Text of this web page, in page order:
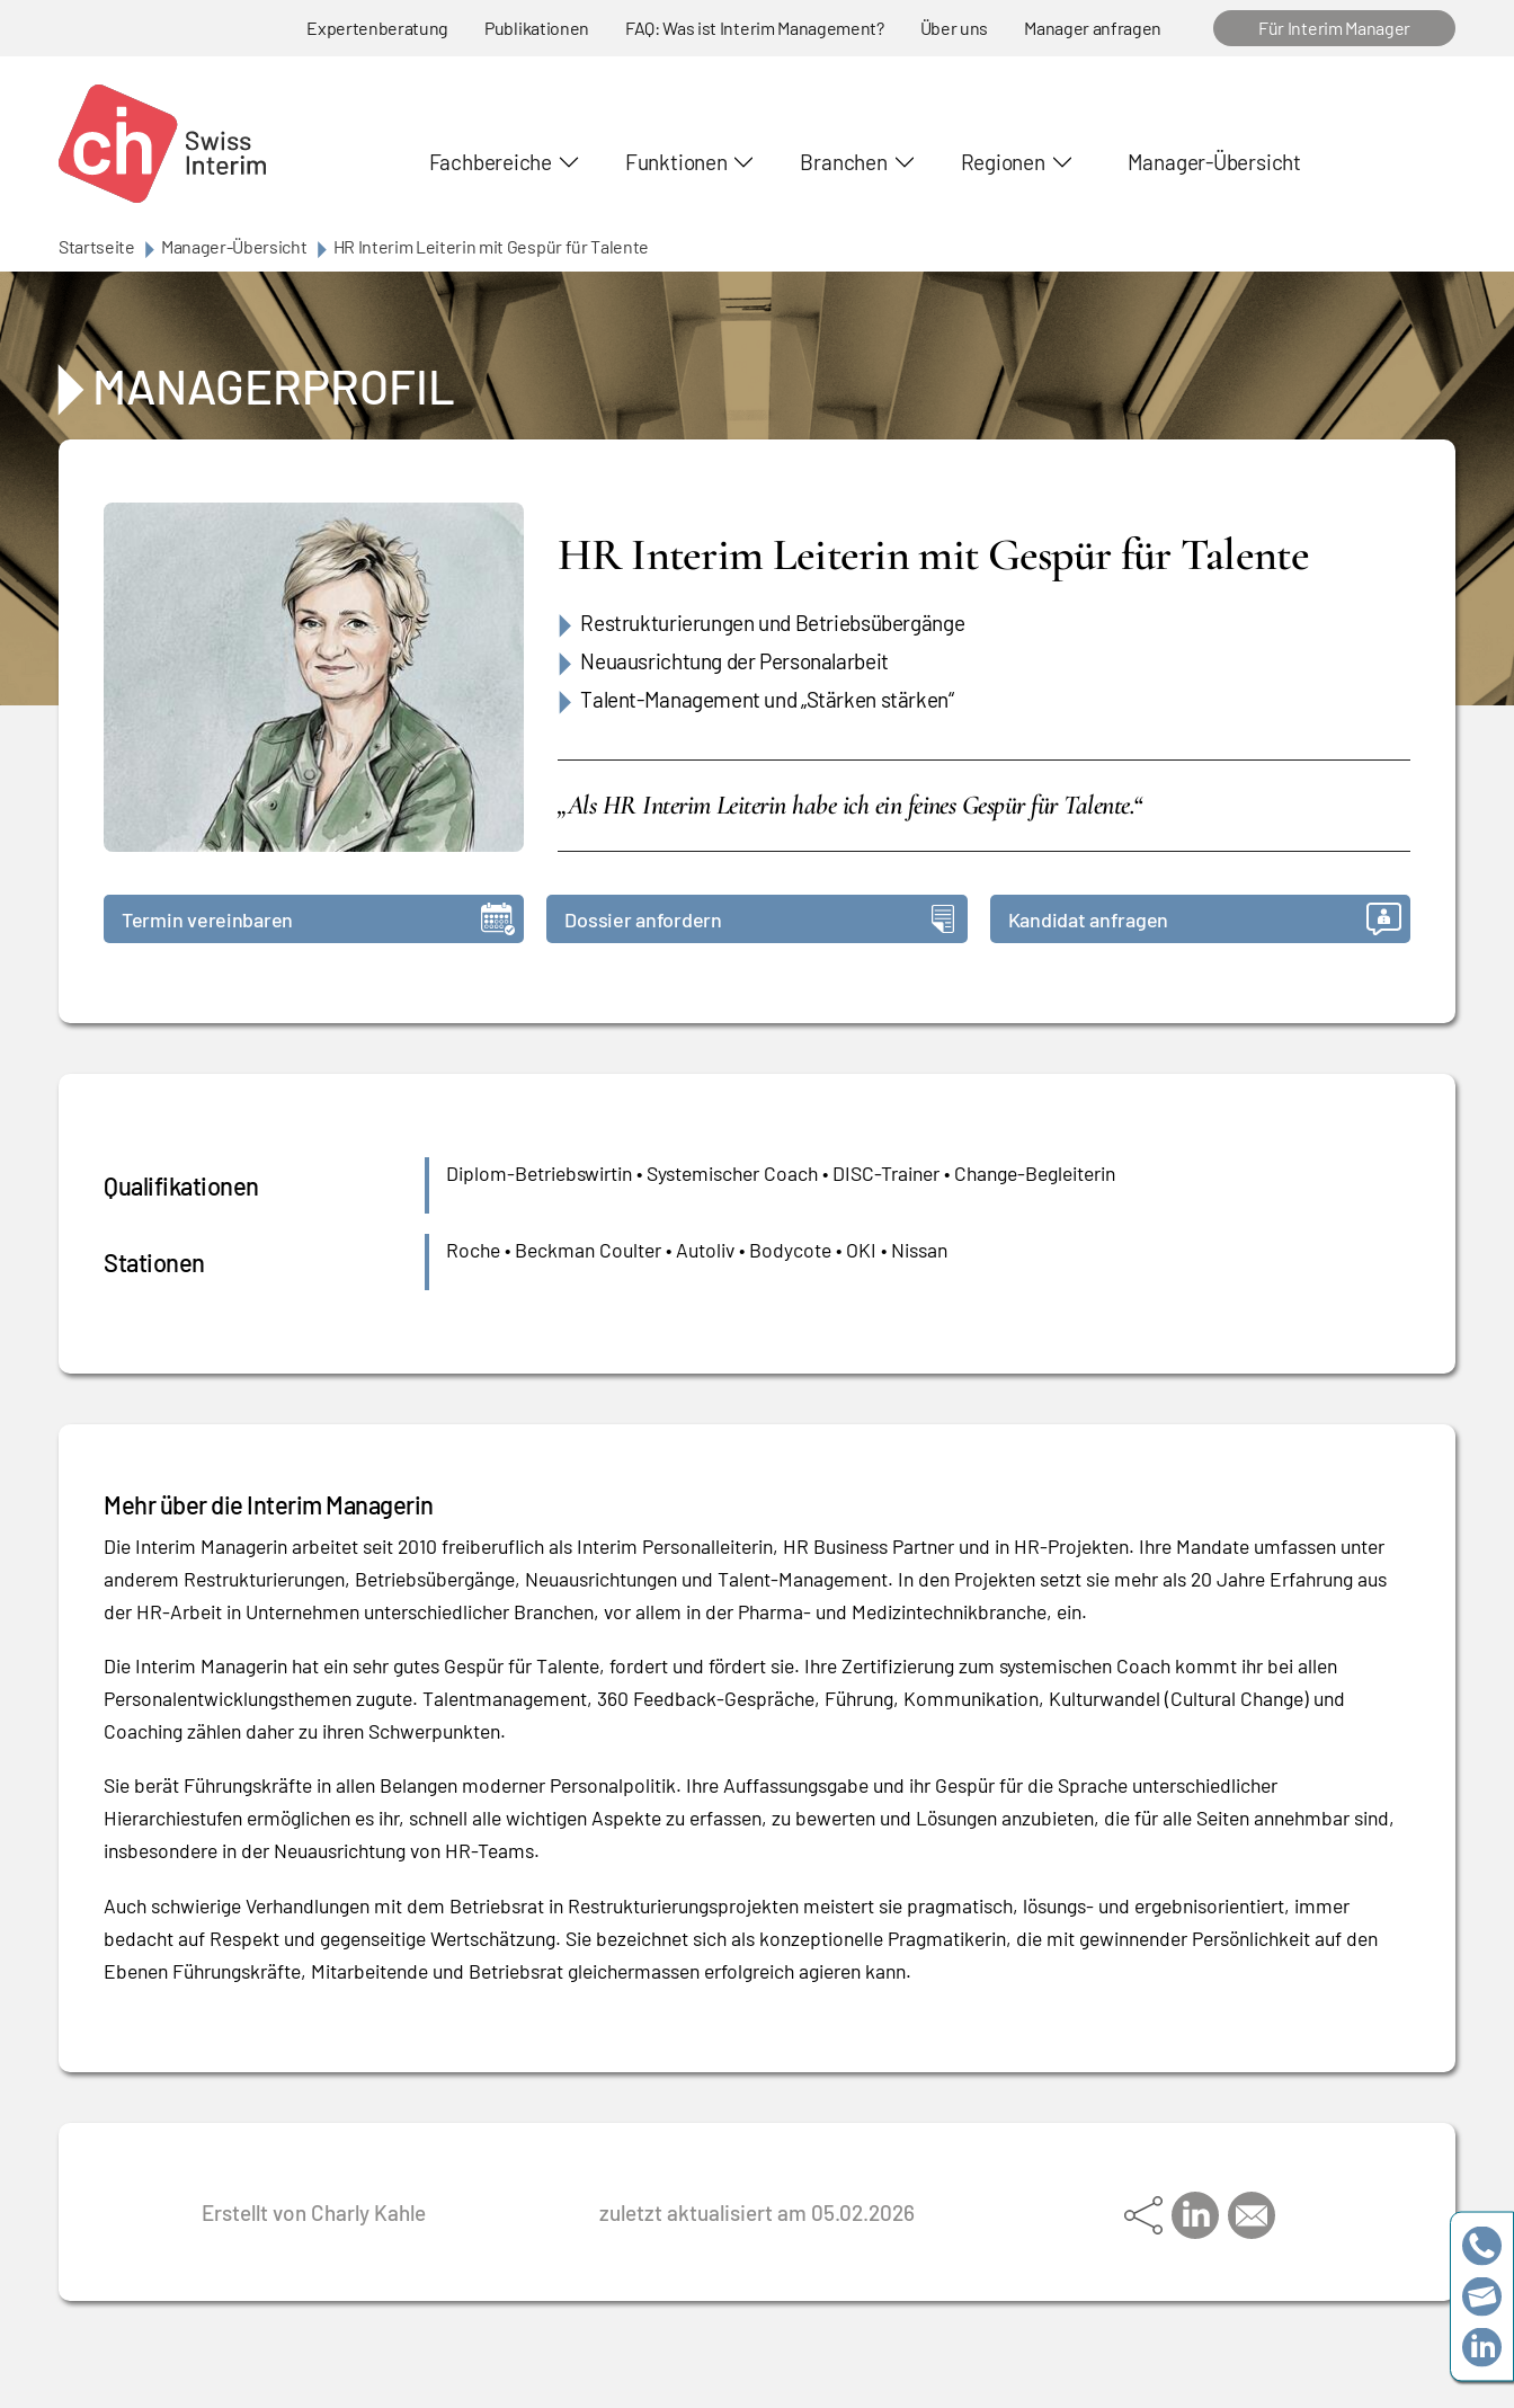
Expertenberatung Publikationen FAQ: Was ist Interim Management? Über uns Manager anfragen Für Interim Manager
Fachbereiche Funktionen Branchen Regionen Manager-Übersicht
Startseite Manager-Übersicht HR Interim Leiterin mit Gespür für Talente
MANAGERPROFIL
HR Interim Leiterin mit Gespür für Talente
Restrukturierungen und Betriebsübergänge
Neuausrichtung der Personalarbeit
Talent-Management und „Stärken stärken“
„Als HR Interim Leiterin habe ich ein feines Gespür für Talente.“
Termin vereinbaren Dossier anfordern Kandidat anfragen
Qualifikationen Diplom-Betriebswirtin • Systemischer Coach • DISC-Trainer • Change-Begleiterin
Stationen Roche • Beckman Coulter • Autoliv • Bodycote • OKI • Nissan
Mehr über die Interim Managerin
Die Interim Managerin arbeitet seit 2010 freiberuflich als Interim Personalleiterin, HR Business Partner und in HR-Projekten. Ihre Mandate umfassen unter
anderem Restrukturierungen, Betriebsübergänge, Neuausrichtungen und Talent-Management. In den Projekten setzt sie mehr als 20 Jahre Erfahrung aus
der HR-Arbeit in Unternehmen unterschiedlicher Branchen, vor allem in der Pharma- und Medizintechnikbranche, ein.
Die Interim Managerin hat ein sehr gutes Gespür für Talente, fordert und fördert sie. Ihre Zertifizierung zum systemischen Coach kommt ihr bei allen
Personalentwicklungsthemen zugute. Talentmanagement, 360 Feedback-Gespräche, Führung, Kommunikation, Kulturwandel (Cultural Change) und
Coaching zählen daher zu ihren Schwerpunkten.
Sie berät Führungskräfte in allen Belangen moderner Personalpolitik. Ihre Auffassungsgabe und ihr Gespür für die Sprache unterschiedlicher
Hierarchiestufen ermöglichen es ihr, schnell alle wichtigen Aspekte zu erfassen, zu bewerten und Lösungen anzubieten, die für alle Seiten annehmbar sind,
insbesondere in der Neuausrichtung von HR-Teams.
Auch schwierige Verhandlungen mit dem Betriebsrat in Restrukturierungsprojekten meistert sie pragmatisch, lösungs- und ergebnisorientiert, immer
bedacht auf Respekt und gegenseitige Wertschätzung. Sie bezeichnet sich als konzeptionelle Pragmatikerin, die mit gewinnender Persönlichkeit auf den
Ebenen Führungskräfte, Mitarbeitende und Betriebsrat gleichermassen erfolgreich agieren kann.
Erstellt von Charly Kahle zuletzt aktualisiert am 05.02.2026